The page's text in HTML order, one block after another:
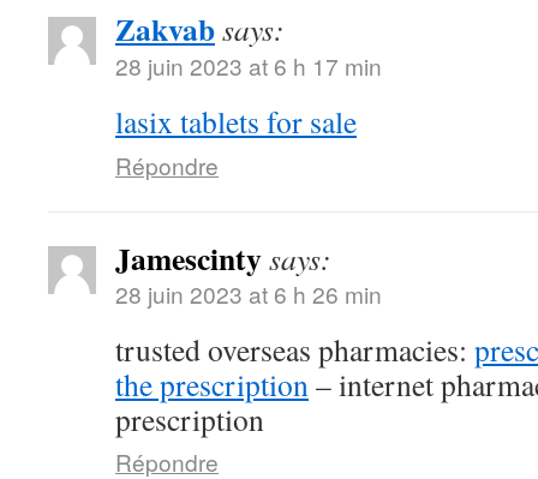
Zakvabsays:
28 juin 2023 at 6 h 17 min
lasix tablets for sale
Répondre
Jamescintysays:
28 juin 2023 at 6 h 26 min
trusted overseas pharmacies:
the prescription– internet
prescription
Répondre